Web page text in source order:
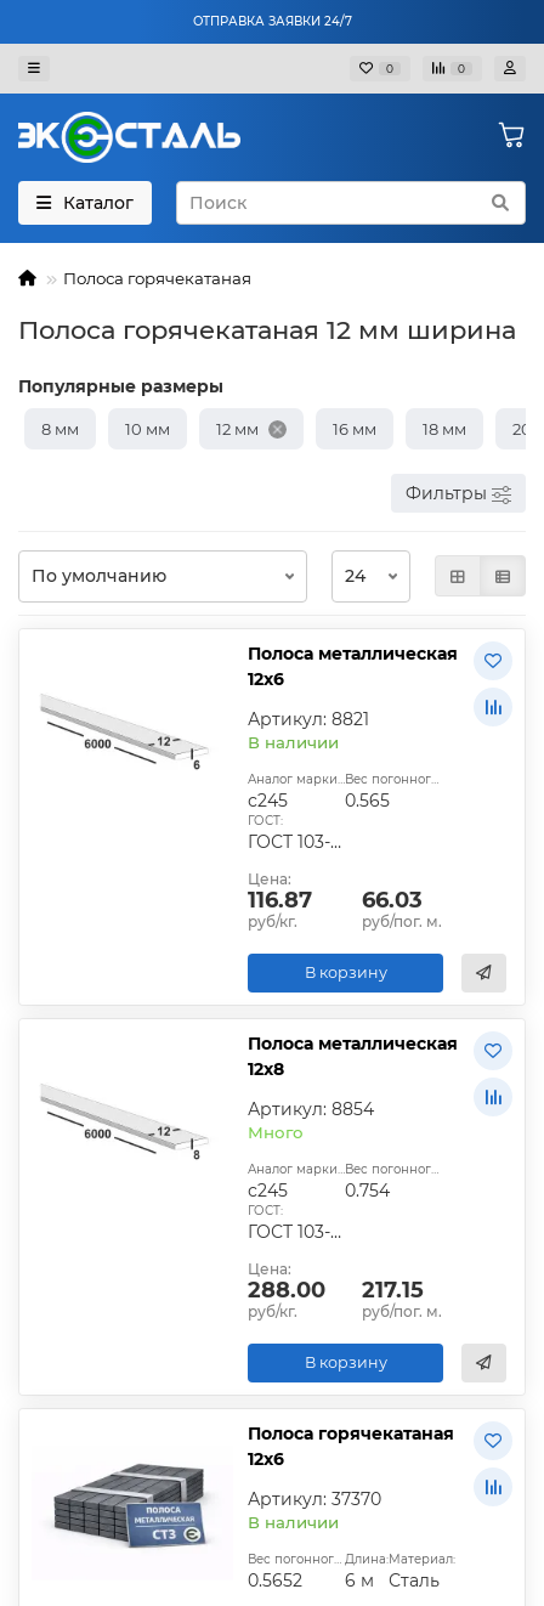
ОТПРАВКА ЗАЯВКИ 24/7
0 0
Каталог
Полоса горячекатаная
Полоса горячекатаная 12 мм ширина
Популярные размеры
8 мм 10 мм 12 мм 16 мм 18 мм 20
Фильтры
Полоса металлическая
12х6
Артикул: 8821
В наличии
Аналог марки стали:
с245
Вес погонного метра, кг:
0.565
ГОСТ:
ГОСТ 103-2006, ГОСТ 1577-93, ГОСТ 4405-75
Цена:
116.87
руб/кг.
66.03
руб/пог. м.
В корзину
Полоса металлическая
12х8
Артикул: 8854
Много
Аналог марки стали:
с245
Вес погонного метра, кг:
0.754
ГОСТ:
ГОСТ 103-2006, ГОСТ 1577-93, ГОСТ 4405-75
Цена:
288.00
руб/кг.
217.15
руб/пог. м.
В корзину
Полоса горячекатаная
12х6
Артикул: 37370
В наличии
Вес погонного метра, кг:
0.5652
Длина:
6 м
Материал:
Сталь